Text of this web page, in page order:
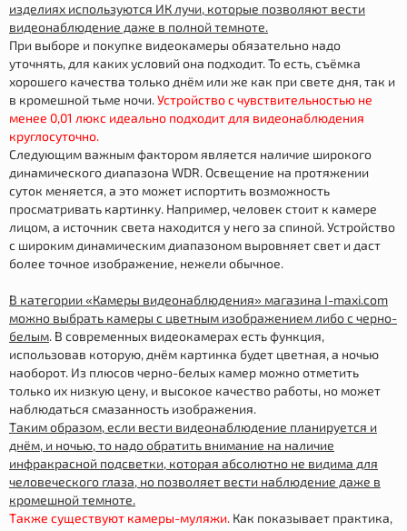
изделиях используются ИК лучи, которые позволяют вести
видеонаблюдение даже в полной темноте.
При выборе и покупке видеокамеры обязательно надо
уточнять, для каких условий она подходит. То есть, съёмка
хорошего качества только днём или же как при свете дня, так и
в кромешной тьме ночи.Устройство с чувствительностью не
менее 0,01 люкс идеально подходит для видеонаблюдения
круглосуточно.
Следующим важным фактором является наличие широкого
динамического диапазона WDR. Освещение на протяжении
суток меняется, а это может испортить возможность
просматривать картинку. Например, человек стоит к камере
лицом, а источник света находится у него за спиной. Устройство
с широким динамическим диапазоном выровняет свет и даст
более точное изображение, нежели обычное.
В категории «Камеры видеонаблюдения» магазина I-maxi.com
можно выбрать камеры с цветным изображением либо с черно-
белым. В современных видеокамерах есть функция,
использовав которую, днём картинка будет цветная, а ночью
наоборот. Из плюсов черно-белых камер можно отметить
только их низкую цену, и высокое качество работы, но может
наблюдаться смазанность изображения.
Таким образом, если вести видеонаблюдение планируется и
днём, и ночью, то надо обратить внимание на наличие
инфракрасной подсветки, которая абсолютно не видима для
человеческого глаза, но позволяет вести наблюдение даже в
кромешной темноте.
Также существуют камеры-муляжи. Как показывает практика,